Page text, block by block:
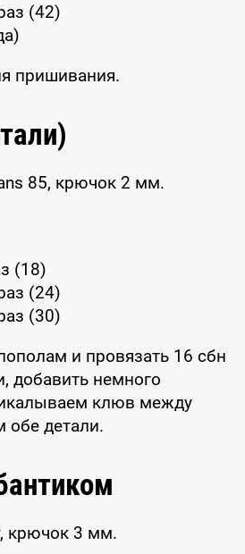
(42)
пришивания.
85, крючок 2 мм.
(18)
(24)
(30)
и провязать 16 сбн
добавить немного
клюв между
детали.
крючок 3 мм.